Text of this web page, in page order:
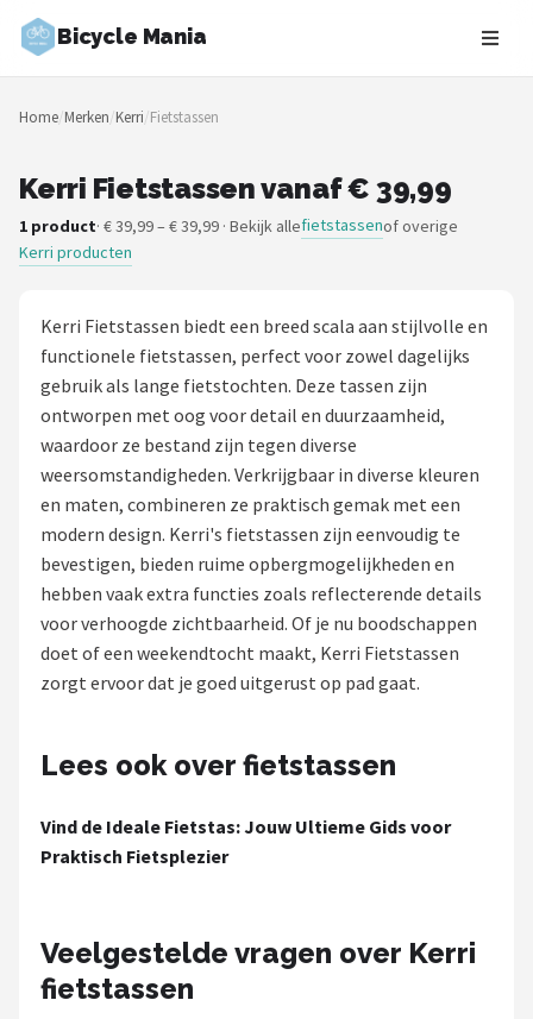
Bicycle Mania
Zoeken
NAVIGATIE
Merken
Fietsroutes
Kinderfietsen
Elektrische fietsen
Mountainbikes
Shop
POPULAIRE MERKEN
Volare
ABUS
New Looxs
Home/Merken/Kerri/Fietstassen
Kerri Fietstassen vanaf € 39,99
1 product· € 39,99 – € 39,99 · Bekijk allefietstassenof overige
Kerri producten
Kerri Fietstassen biedt een breed scala aan stijlvolle en
functionele fietstassen, perfect voor zowel dagelijks
gebruik als lange fietstochten. Deze tassen zijn
ontworpen met oog voor detail en duurzaamheid,
waardoor ze bestand zijn tegen diverse
weersomstandigheden. Verkrijgbaar in diverse kleuren
en maten, combineren ze praktisch gemak met een
modern design. Kerri's fietstassen zijn eenvoudig te
bevestigen, bieden ruime opbergmogelijkheden en
hebben vaak extra functies zoals reflecterende details
voor verhoogde zichtbaarheid. Of je nu boodschappen
doet of een weekendtocht maakt, Kerri Fietstassen
zorgt ervoor dat je goed uitgerust op pad gaat.
Lees ook over fietstassen
Vind de Ideale Fietstas: Jouw Ultieme Gids voor
Praktisch Fietsplezier
Veelgestelde vragen over Kerri
fietstassen